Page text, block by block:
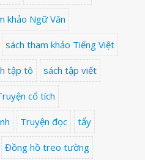
khảo Ngữ Văn
sách tham khảo Tiếng Việt
tập tô sách tập viết
cổ tích
Truyện đọc tẩy
Đồng hồ treo tường